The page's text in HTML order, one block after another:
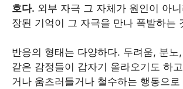
호다. 외부 자극 그 자체가 원인이 아
장된 기억이 그 자극을 만나 폭발하는
반응의 형태는 다양하다. 두려움, 분노
같은 감정들이 갑자기 올라오기도 하
거나 움츠러들거나 철수하는 행동으